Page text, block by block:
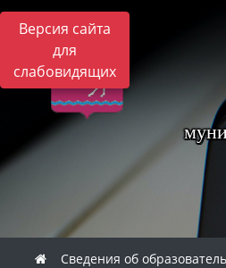
Версия сайта
для
слабовидящих
Сведения об